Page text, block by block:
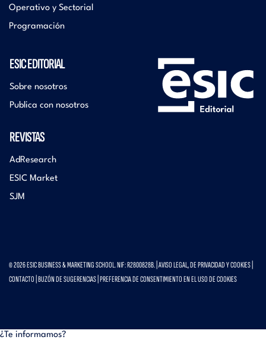
Operativo y Sectorial
Programación
ESIC EDITORIAL
Sobre nosotros
Publica con nosotros
REVISTAS
AdResearch
ESIC Market
SJM
© 2026 ESIC BUSINESS & MARKETING SCHOOL. NIF: R2800828B. | AVISO LEGAL, DE PRIVACIDAD Y COOKIES
CONTACTO BUZÓN DE SUGERENCIAS PREFERENCIA DE CONSENTIMIENTO EN EL USO DE COOKIES
¿Te informamos?